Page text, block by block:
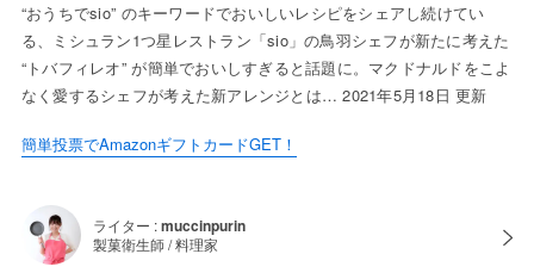
“おうちでsio” のキーワードでおいしいレシピをシェアし続けてい
る、ミシュラン1つ星レストラン「sio」の鳥羽シェフが新たに考えた
“トバフィレオ” が簡単でおいしすぎると話題に。マクドナルドをこよ
なく愛するシェフが考えた新アレンジとは… 2021年5月18日 更新
簡単投票でAmazonギフトカードGET！
ライター :muccinpurin
製菓衛生師 / 料理家